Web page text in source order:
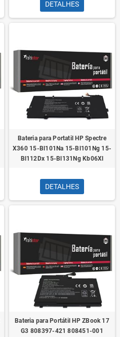
DETALHES
Bateria para Portatil HP Spectre
X360 15-Bl101Na 15-Bl101Ng 15-
Bl112Dx 15-Bl131Ng Kb06Xl
DETALHES
Bateria para Portátil HP ZBook 17
G3 808397-421 808451-001